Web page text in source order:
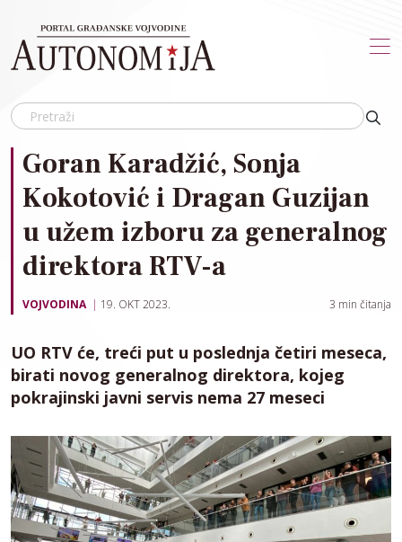
Goran Karadžić, Sonja
Kokotović i Dragan Guzijan
u užem izboru za generalnog
direktora RTV-a
VOJVODINA 19. OKT 2023. 3 min čitanja
UO RTV će, treći put u poslednja četiri meseca,
birati novog generalnog direktora, kojeg
pokrajinski javni servis nema 27 meseci